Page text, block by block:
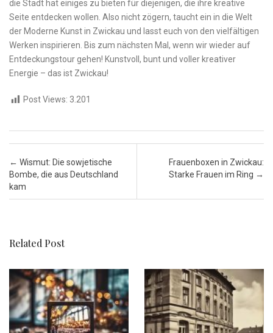
die Stadt hat einiges zu bieten für diejenigen, die ihre kreative
Seite entdecken wollen. Also nicht zögern, taucht ein in die⁤ Welt
der Moderne‍ Kunst in Zwickau und lasst euch⁣ von den vielfältigen
Werken inspirieren. Bis zum nächsten Mal, wenn⁢ wir wieder auf
Entdeckungstour gehen! ⁢Kunstvoll,⁢ bunt und voller kreativer⁣
Energie – das⁣ ist Zwickau!
Post Views: 3.201
Post navigation
← Wismut: Die sowjetische
Bombe, die aus Deutschland
kam
Frauenboxen in Zwickau:
Starke Frauen im Ring →
Related Post